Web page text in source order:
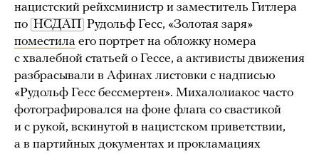
нацистский рейхсминистр и заместитель Гитлера
по НСДАП Рудольф Гесс, «Золотая заря»
поместила его портрет на обложку номера
с хвалебной статьей о Гессе, а активисты движения
разбрасывали в Афинах листовки с надписью
«Рудольф Гесс бессмертен». Михалолиакос часто
фотографировался на фоне флага со свастикой
и с рукой, вскинутой в нацистском приветствии,
а в партийных документах и прокламациях